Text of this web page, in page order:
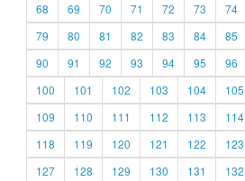
68
69 70 71 72 73 74
79
80 81 82 83 84 85
90
91 92 93 94 95 96
100
101 102 103 104 105
109
110 111 112 113 114
118
119 120 121 122 123
127
128 129 130 131 132